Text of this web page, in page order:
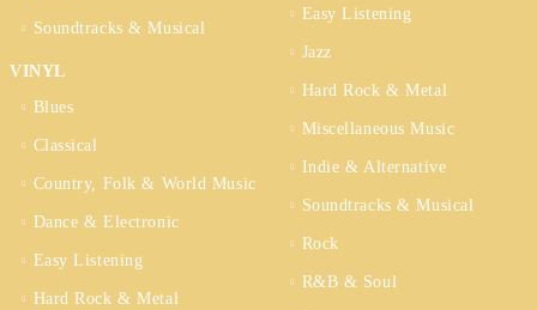
Soundtracks & Musical
VINYL
Blues
Classical
Country, Folk & World Music
Dance & Electronic
Easy Listening
Hard Rock & Metal
Easy Listening
Jazz
Hard Rock & Metal
Miscellaneous Music
Indie & Alternative
Soundtracks & Musical
Rock
R&B & Soul